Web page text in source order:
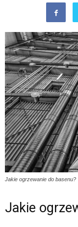
Jakie ogrzewanie do basenu?
Jakie